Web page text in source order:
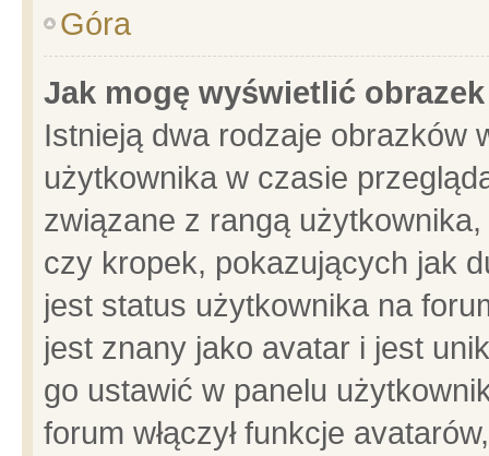
Góra
Jak mogę wyświetlić
Istnieją dwa rodzaje obrazków
użytkownika w czasie
związane z rangą
czy kropek, pokazujących jak
jest status użytkownika na
jest znany jako avatar i jest
go ustawić w panelu
forum włączył funkcje